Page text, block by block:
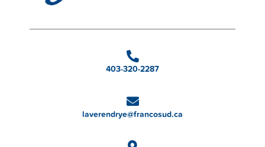
403-320-2287
laverendrye@francosud.ca